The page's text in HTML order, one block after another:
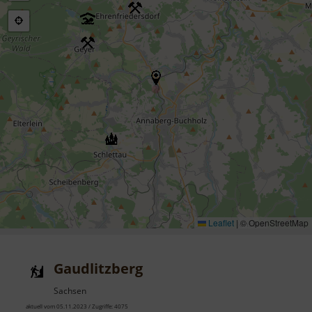
Leaflet | © OpenStreetMap
Gaudlitzberg
Sachsen
aktuell vom 05.11.2023 / Zugriffe: 4075